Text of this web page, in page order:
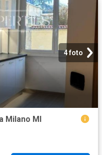
4 foto
Milano MI